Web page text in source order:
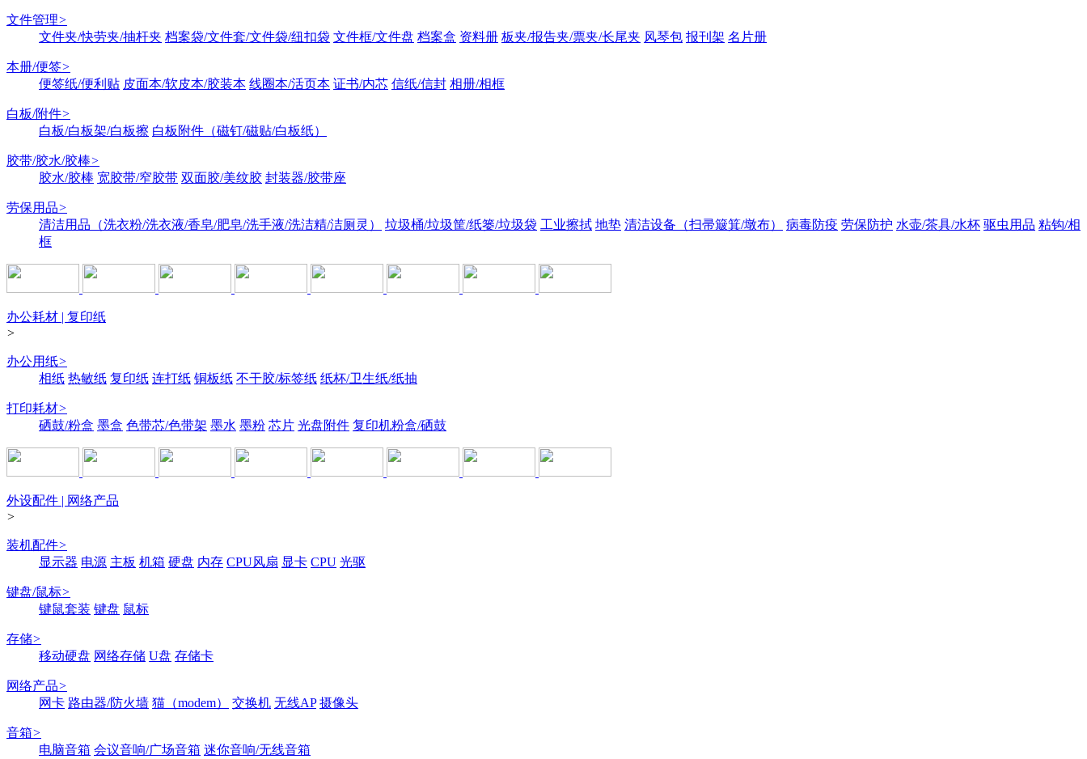
文件管理>
文件夹/快劳夹/抽杆夹 档案袋/文件套/文件袋/纽扣袋 文件框/文件盘 档案盒 资料册 板夹/报告夹/票夹/长尾夹 风琴包 报刊架 名片册
本册/便签>
便签纸/便利贴 皮面本/软皮本/胶装本 线圈本/活页本 证书/内芯 信纸/信封 相册/相框
白板/附件>
白板/白板架/白板擦 白板附件（磁钉/磁贴/白板纸）
胶带/胶水/胶棒>
胶水/胶棒 宽胶带/窄胶带 双面胶/美纹胶 封装器/胶带座
劳保用品>
清洁用品（洗衣粉/洗衣液/香皂/肥皂/洗手液/洗洁精/洁厕灵）
垃圾桶/垃圾筐/纸篓/垃圾袋 工业擦拭 地垫 清洁设备（扫帚簸箕/墩布） 病毒防疫 劳保防护 水壶/茶具/水杯 驱虫用品 粘钩/相
框
办公耗材 | 复印纸
>
办公用纸>
相纸 热敏纸 复印纸 连打纸 铜板纸 不干胶/标签纸 纸杯/卫生纸/纸抽
打印耗材>
硒鼓/粉盒 墨盒 色带芯/色带架 墨水 墨粉 芯片 光盘附件 复印机粉盒/硒鼓
外设配件 | 网络产品
>
装机配件>
显示器 电源 主板 机箱 硬盘 内存 CPU风扇 显卡 CPU 光驱
键盘/鼠标>
键鼠套装 键盘 鼠标
存储>
移动硬盘 网络存储 U盘 存储卡
网络产品>
网卡 路由器/防火墙 猫（modem） 交换机 无线AP 摄像头
音箱>
电脑音箱 会议音响/广场音箱 迷你音响/无线音箱